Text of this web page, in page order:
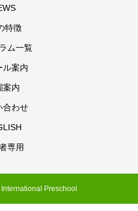
特徴
ム一覧
ル案内
案内
合わせ
専用
Preschool